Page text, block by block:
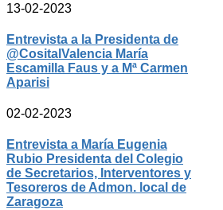
13-02-2023
Entrevista a la Presidenta de
@CositalValencia María
Escamilla Faus y a Mª Carmen
Aparisi
02-02-2023
Entrevista a María Eugenia
Rubio Presidenta del Colegio
de Secretarios, Interventores y
Tesoreros de Admon. local de
Zaragoza